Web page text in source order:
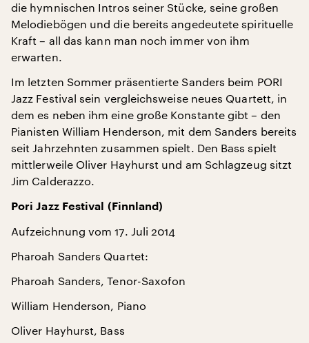
die hymnischen Intros seiner Stücke, seine großen
Melodiebögen und die bereits angedeutete spirituelle
Kraft – all das kann man noch immer von ihm
erwarten.
Im letzten Sommer präsentierte Sanders beim PORI
Jazz Festival sein vergleichsweise neues Quartett, in
dem es neben ihm eine große Konstante gibt – den
Pianisten William Henderson, mit dem Sanders bereits
seit Jahrzehnten zusammen spielt. Den Bass spielt
mittlerweile Oliver Hayhurst und am Schlagzeug sitzt
Jim Calderazzo.
Pori Jazz Festival (Finnland)
Aufzeichnung vom 17. Juli 2014
Pharoah Sanders Quartet:
Pharoah Sanders, Tenor-Saxofon
William Henderson, Piano
Oliver Hayhurst, Bass